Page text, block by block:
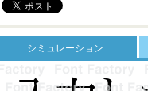
シミュレーション